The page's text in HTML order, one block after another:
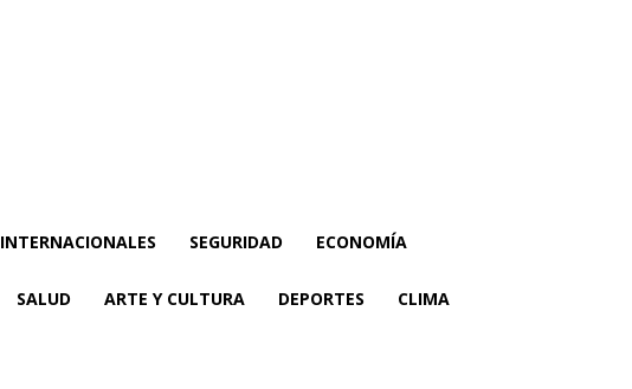
INTERNACIONALES SEGURIDAD ECONOMÍA
SALUD ARTE Y CULTURA DEPORTES CLIMA